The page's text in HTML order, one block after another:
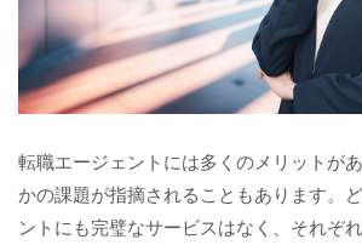
転職エージェントには多くのメリットが
かの課題が指摘されることもあります。
ントにも完璧なサービスはなく、それぞ